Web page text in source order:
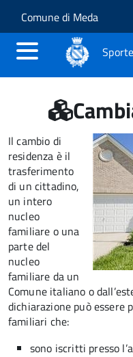
Salta al
Skip to site
Comune di Meda
Il cambio di
residenza è il
trasferimento
di un cittadino,
un intero
nucleo
familiare o una
parte del
nucleo
familiare da un
Comune italiano o
dichiarazione può essere
familiari che:
sono iscritti presso